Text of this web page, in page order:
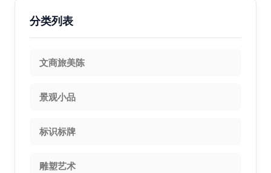
分类列表
文商旅美陈
景观小品
标识标牌
雕塑艺术